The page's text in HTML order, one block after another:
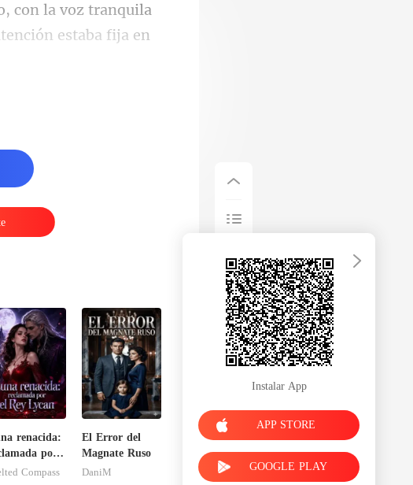
la voz tranquila
renacida:
por
Lycan
Compass
El Error del
Magnate Ruso
DaniM
Instalar App
APP STORE
GOOGLE PLAY